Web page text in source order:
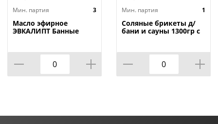
аромалампы послужит приятным дополнением для
романтического свидания.
Мин. партия
3
Масло эфирное
ЭВКАЛИПТ Банные
Мин. партия
1
Соляные брикеты д/
бани и сауны 1300гр с